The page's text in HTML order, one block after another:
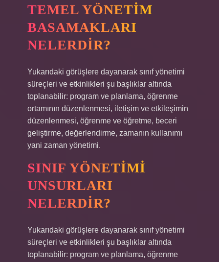
TEMEL YÖNETIM
BASAMAKLARI
NELERDIR?
Yukarıdaki görüşlere dayanarak sınıf yönetimi
süreçleri ve etkinlikleri şu başlıklar altında
toplanabilir: program ve planlama, öğrenme
ortamının düzenlenmesi, iletişim ve etkileşimin
düzenlenmesi, öğrenme ve öğretme, beceri
geliştirme, değerlendirme, zamanın kullanımı
yani zaman yönetimi.
SINIF YÖNETIMI
UNSURLARI
NELERDIR?
Yukarıdaki görüşlere dayanarak sınıf yönetimi
süreçleri ve etkinlikleri şu başlıklar altında
toplanabilir: program ve planlama, öğrenme